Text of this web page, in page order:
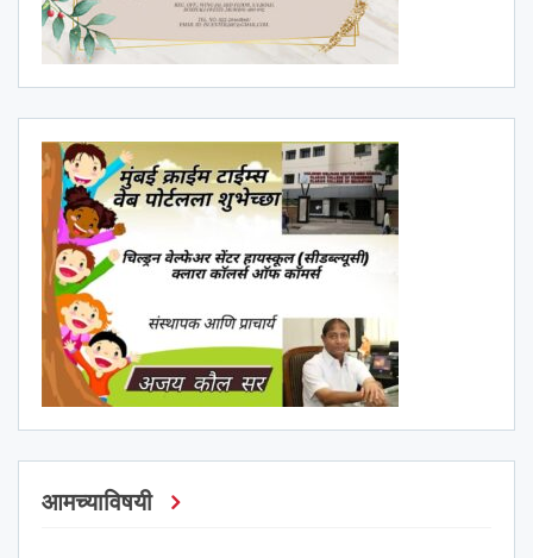
आमच्याविषयी